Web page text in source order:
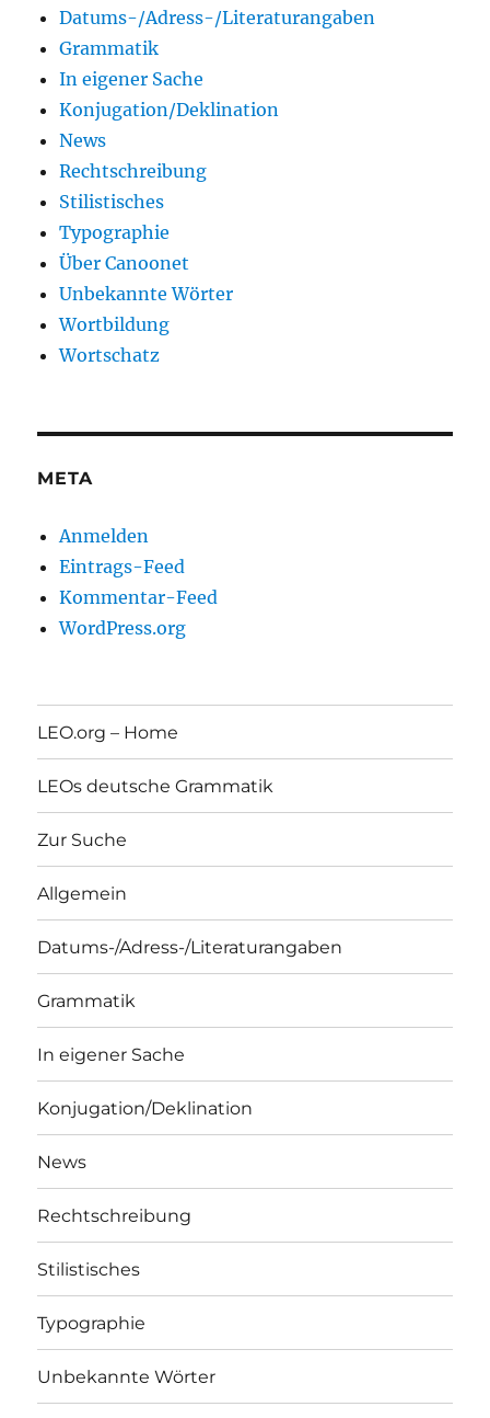
Datums-/Adress-/Literaturangaben
Grammatik
In eigener Sache
Konjugation/Deklination
News
Rechtschreibung
Stilistisches
Typographie
Über Canoonet
Unbekannte Wörter
Wortbildung
Wortschatz
META
Anmelden
Eintrags-Feed
Kommentar-Feed
WordPress.org
LEO.org – Home
LEOs deutsche Grammatik
Zur Suche
Allgemein
Datums-/Adress-/Literaturangaben
Grammatik
In eigener Sache
Konjugation/Deklination
News
Rechtschreibung
Stilistisches
Typographie
Unbekannte Wörter